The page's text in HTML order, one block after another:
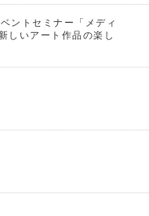
ントセミナー「メディ
しいアート作品の楽し